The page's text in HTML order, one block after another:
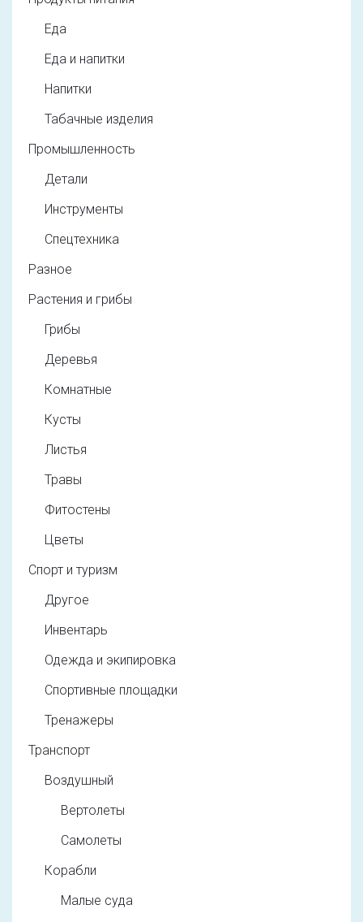
Еда
Еда и напитки
Напитки
Табачные изделия
Промышленность
Детали
Инструменты
Спецтехника
Разное
Растения и грибы
Грибы
Деревья
Комнатные
Кусты
Листья
Травы
Фитостены
Цветы
Спорт и туризм
Другое
Инвентарь
Одежда и экипировка
Спортивные площадки
Тренажеры
Транспорт
Воздушный
Вертолеты
Самолеты
Корабли
Малые суда